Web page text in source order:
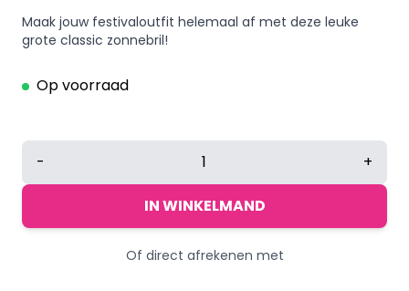
Maak jouw festivaloutfit helemaal af met deze leuke
grote classic zonnebril!
Op voorraad
Oversized
met
- +
IN WINKELMAND
Of direct afrekenen met